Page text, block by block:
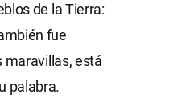
de la Tierra:
fue
maravillas, está
palabra.